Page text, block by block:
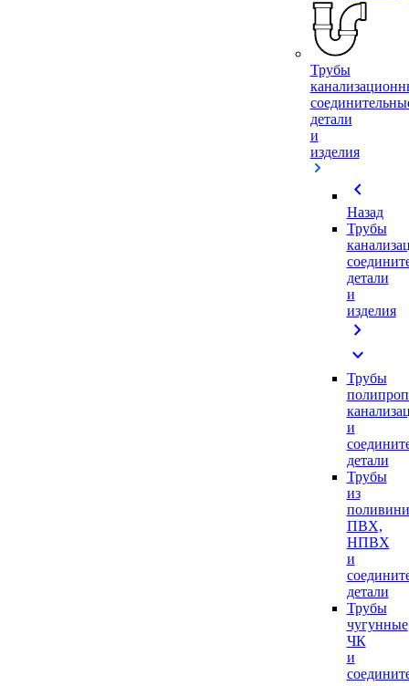
Трубы
детали
и
изделия
chevron_left
Назад
Трубы
детали
и
изделия
chevron_right
expand_more
Трубы
и
детали
Трубы
из
ПВХ,
НПВХ
и
детали
Трубы
чугунные
ЧК
и